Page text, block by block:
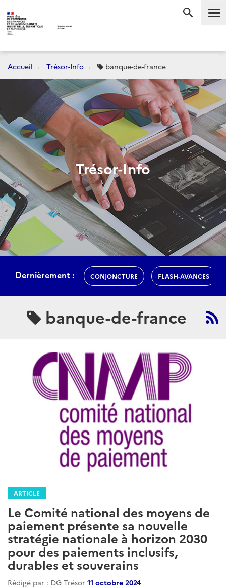
Accueil Trésor-Info banque-de-france
Trésor-Info
Dernièrement : CONJONCTURE FLASH-AVANCES
banque-de-france
ARTICLE
Le Comité national des moyens de
paiement présente sa nouvelle
stratégie nationale à horizon 2030
pour des paiements inclusifs,
durables et souverains
Rédigé par : DG Trésor 11 octobre 2024